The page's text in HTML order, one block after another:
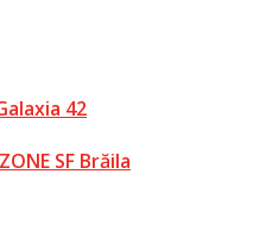
42
SF Brăila